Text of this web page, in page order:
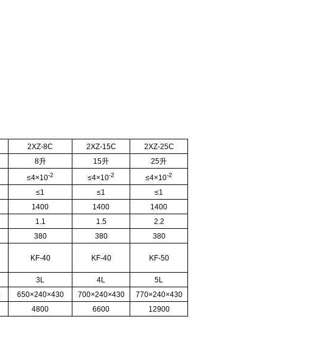
2XZ-8C 2XZ-15C
2XZ-25C
8升 15升 25升
≤4×10-2 ≤4×10-2 ≤4×10-2
≤1 ≤1
≤1
1400 1400
1400
1.1 1.5
2.2
380 380 380
KF-40 KF-40
KF-50
3L 4L
5L
650×240×430 700×240×430
770×240×430
4800 6600 12900